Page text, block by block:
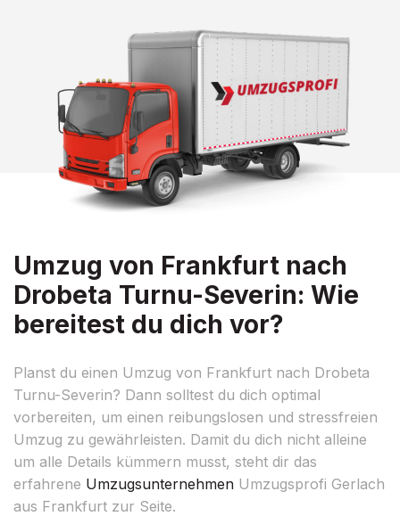
Umzug von Frankfurt nach
Drobeta Turnu-Severin: Wie
bereitest du dich vor?
Planst du einen Umzug von Frankfurt nach Drobeta
Turnu-Severin? Dann solltest du dich optimal
vorbereiten, um einen reibungslosen und stressfreien
Umzug zu gewährleisten. Damit du dich nicht alleine
um alle Details kümmern musst, steht dir das
erfahrene Umzugsunternehmen Umzugsprofi Gerlach
aus Frankfurt zur Seite.